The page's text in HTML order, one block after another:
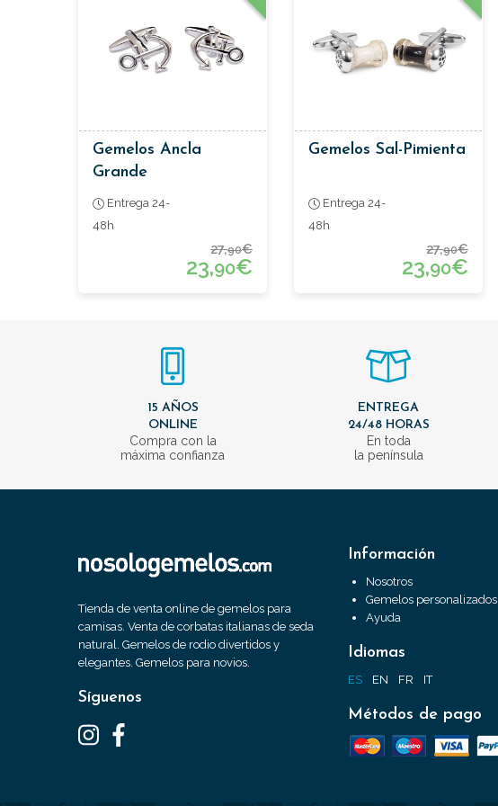
Gemelos Ancla
Grande
Entrega 24-
48h
27,90€
23,90€
Gemelos Sal-Pimienta
Entrega 24-
48h
27,90€
23,90€
15 AÑOS
ONLINE
Compra con la
máxima confianza
ENTREGA
24/48 HORAS
En toda
la península
Tienda de venta online de gemelos para
camisas. Venta de corbatas italianas de seda
natural. Gemelos de rodio divertidos y
elegantes. Gemelos para novios.
Síguenos
Información
Nosotros
Gemelos personalizados
Ayuda
Idiomas
ES EN FR IT
Métodos de pago